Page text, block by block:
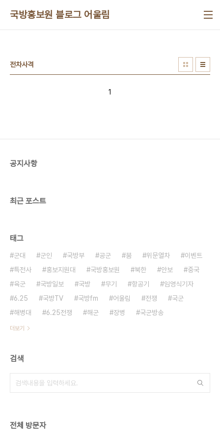
국방홍보원 블로그 어울림
전차사격
1
공지사항
최근 포스트
태그
군대 군인 국방부 공군 붐 위문열차
이벤트
특전사
홍보지원대 국방홍보원 북한 안보
중국
육군
국방일보 국방 무기 항공기
임영식기자
6.25
국방TV 국방fm 어울림 전쟁
국군
해병대
6.25전쟁 해군 장병 국군방송
더보기
검색
전체 방문자